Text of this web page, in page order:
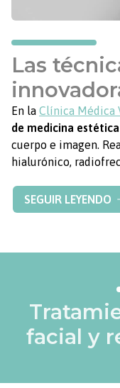
Las
En la Clínica Médica
de medicina estética
cuerpo e imagen.
hialurónico,
Gracias a un
especialistas en
SEGUIR LEYENDO
facial y